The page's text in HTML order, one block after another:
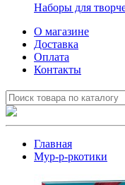
Наборы для
О магазине
Доставка
Оплата
Контакты
Главная
Мур-р-ркотики